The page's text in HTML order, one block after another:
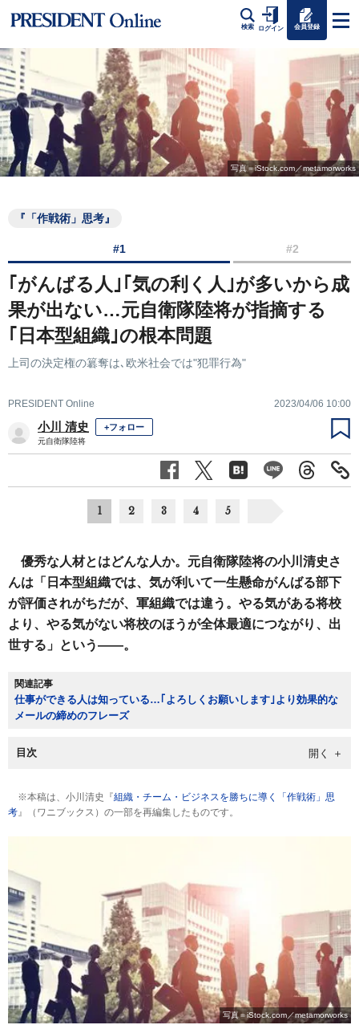
検索 ログイン 会員登録
写真＝iStock.com／metamorworks
『「作戦術」思考』
#1 #2
｢がんばる人｣｢気の利く人｣が多いから成
果が出ない…元自衛隊陸将が指摘する
｢日本型組織｣の根本問題
上司の決定権の簒奪は､欧米社会では"犯罪行為"
PRESIDENT Online 2023/04/06 10:00
小川 清史 +フォロー
元自衛隊陸将
1 2 3 4 5
優秀な人材とはどんな人か。元自衛隊陸将の小川清史さ
んは「日本型組織では、気が利いて一生懸命がんばる部下
が評価されがちだが、軍組織では違う。やる気がある将校
より、やる気がない将校のほうが全体最適につながり、出
世する」という――。
関連記事
仕事ができる人は知っている…｢よろしくお願いします｣より効果的な
メールの締めのフレーズ
目次
※本稿は、小川清史『組織・チーム・ビジネスを勝ちに導く「作戦術」思
考 』（ワニブックス）の一部を再編集したものです。
写真＝iStock.com／metamorworks